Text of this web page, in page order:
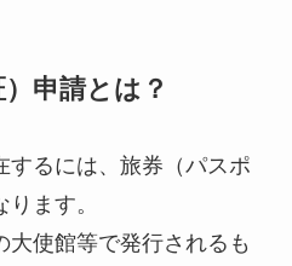
申請とは？
するには、旅券（パスポ
ます。
大使館等で発行されるも